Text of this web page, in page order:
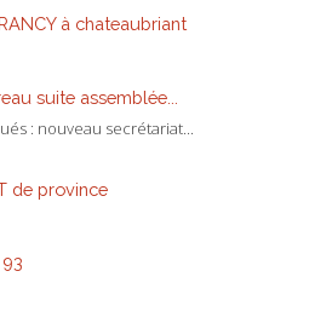
à chateaubriant
suite assemblée...
: nouveau secrétariat...
de province